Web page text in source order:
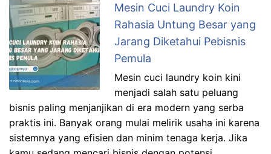
Mesin Cuci Laundry Koin
Rahasia Untung Besar yang
Jarang Diketahui Pebisnis
Pemula
Mesin cuci laundry koin kini
menjadi salah satu peluang
bisnis paling menjanjikan di era modern yang serba
praktis ini. Banyak orang mulai melirik usaha ini karena
sistemnya yang efisien dan minim tenaga kerja. Jika